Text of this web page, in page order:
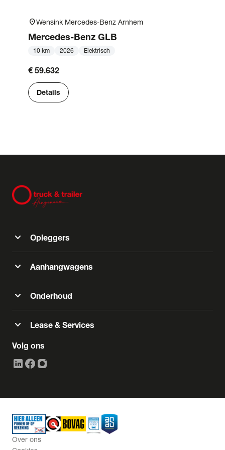
location_onWensink Mercedes-Benz Arnhem
Mercedes-Benz GLB
10 km 2026 Elektrisch
€ 59.632
Details
expand_more Opleggers
expand_more Aanhangwagens
expand_more Onderhoud
expand_more Lease & Services
Volg ons
Over ons